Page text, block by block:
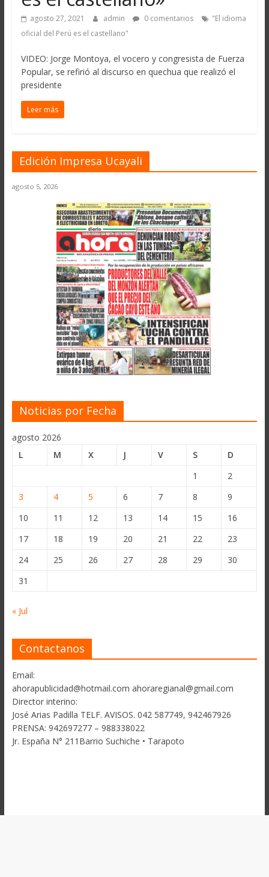
agosto 27, 2021 admin 0 comentarios
"El idioma
oficial del Perú es el castellano"
VIDEO: Jorge Montoya, el vocero y congresista de Fuerza
Popular, se refirió al discurso en quechua que realizó el
presidente
Leer más
Edición Impresa Ucayali
agosto 5, 2026
Noticias por Fecha
agosto 2026
L
M X J V S
D
1
2
3
4 5 6 7 8
9
10
11 12 13 14 15
16
17
18 19 20 21 22
23
24
25 26 27 28 29
30
31
« Jul
Contactanos
Email:
ahorapublicidad@hotmail.com ahoraregianal@gmail.com
Director interino:
José Arias Padilla TELF. AVISOS. 042 587749, 942467926
PRENSA: 942697277 – 988338022
Jr. España N° 211Barrio Suchiche • Tarapoto